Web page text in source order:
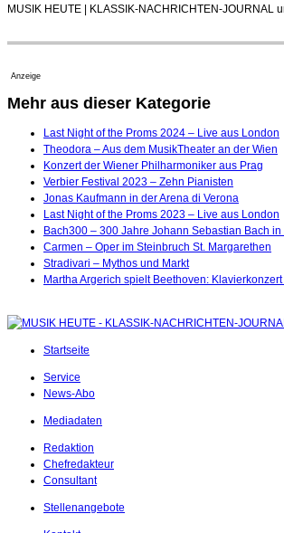
MUSIK HEUTE | KLASSIK-NACHRICHTEN-JOURNAL
Anzeige
Mehr aus dieser Kategorie
Last Night of the Proms 2024 – Live aus London
Theodora – Aus dem MusikTheater an der Wien
Konzert der Wiener Philharmoniker aus Prag
Verbier Festival 2023 – Zehn Pianisten
Jonas Kaufmann in der Arena di Verona
Last Night of the Proms 2023 – Live aus London
Bach300 – 300 Jahre Johann Sebastian Bach in
Carmen – Oper im Steinbruch St. Margarethen
Stradivari – Mythos und Markt
Martha Argerich spielt Beethoven: Klavierkonzert
Startseite
Service
News-Abo
Mediadaten
Redaktion
Chefredakteur
Consultant
Stellenangebote